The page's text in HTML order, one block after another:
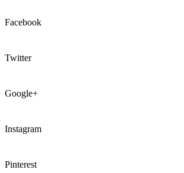
Facebook
Twitter
Google+
Instagram
Pinterest